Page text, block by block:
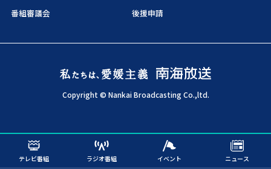
テレビ番組 ラジオ番組 イベント ニュース
番組審議会
後援申請
Copyright © Nankai Broadcasting Co.,ltd.